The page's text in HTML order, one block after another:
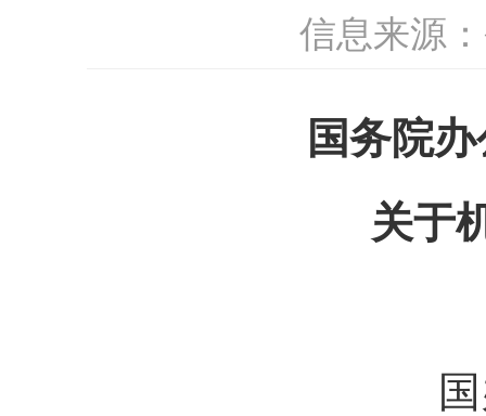
信息来源
国务院
关于
国办